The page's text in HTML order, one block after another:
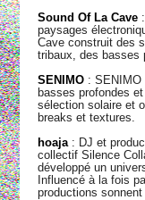
Sound Of La Cave
paysages
Cave construit des
tribaux, des basses
SENIMO: SENIMO
basses profondes
sélection solaire et
breaks et textures.
hoaja: DJ et
collectif Silence
développé un
Influencé à la fois
productions